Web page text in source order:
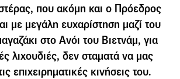
που ακόμη και ο Πρόεδρος
με μεγάλη ευχαρίστηση μαζί του
στο Ανόι του Βιετνάμ, για
λιχουδιές, δεν σταματά να μας
επιχειρηματικές κινήσεις του.